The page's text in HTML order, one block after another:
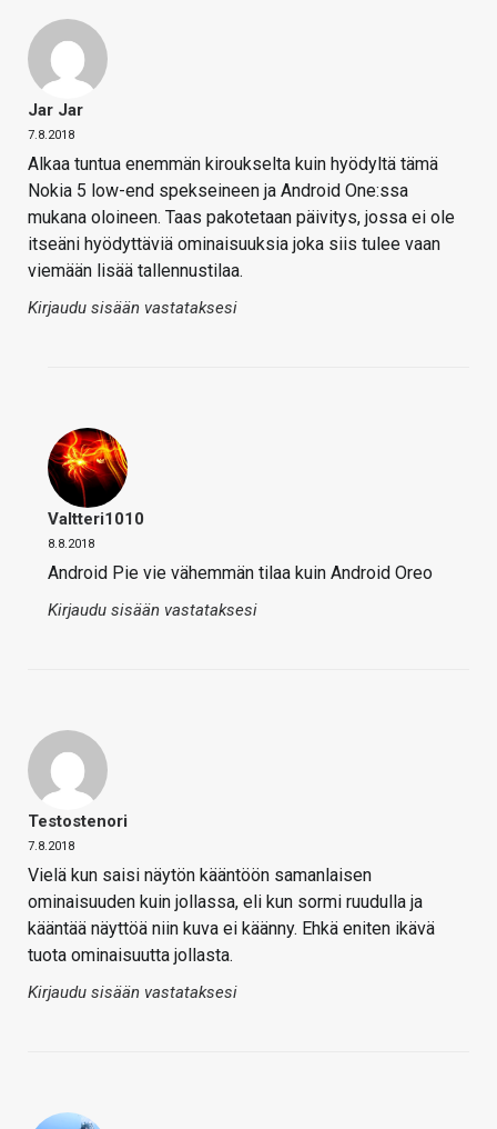
Jar Jar
7.8.2018
Alkaa tuntua enemmän kiroukselta kuin hyödyltä tämä
Nokia 5 low-end spekseineen ja Android One:ssa
mukana oloineen. Taas pakotetaan päivitys, jossa ei ole
itseäni hyödyttäviä ominaisuuksia joka siis tulee vaan
viemään lisää tallennustilaa.
Kirjaudu sisään vastataksesi
Valtteri1010
8.8.2018
Android Pie vie vähemmän tilaa kuin Android Oreo
Kirjaudu sisään vastataksesi
Testostenori
7.8.2018
Vielä kun saisi näytön kääntöön samanlaisen
ominaisuuden kuin jollassa, eli kun sormi ruudulla ja
kääntää näyttöä niin kuva ei käänny. Ehkä eniten ikävä
tuota ominaisuutta jollasta.
Kirjaudu sisään vastataksesi